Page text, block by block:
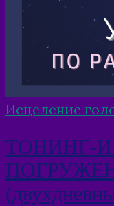
Исцеление
ТОНИНГ-